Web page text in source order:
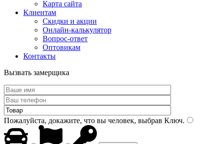
Карта сайта
Клиентам
Скидки и акции
Онлайн-калькулятор
Вопрос-ответ
Оптовикам
Контакты
Вызвать замерщика
Пожалуйста, докажите, что вы человек, выбрав Ключ.